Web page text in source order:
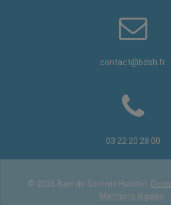
contact@bdsh.fr
03 22 20 28 00
© 2026 Baie de Somme Habitat.
Mentions légales